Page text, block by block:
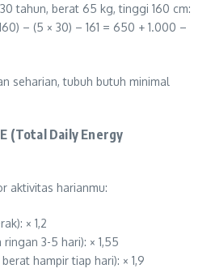
tahun, berat 65 kg, tinggi 160 cm:
– (5 × 30) – 161 = 650 + 1.000 –
seharian, tubuh butuh minimal
(Total Daily Energy
aktivitas harianmu:
× 1,2
3-5 hari): × 1,55
hampir tiap hari): × 1,9